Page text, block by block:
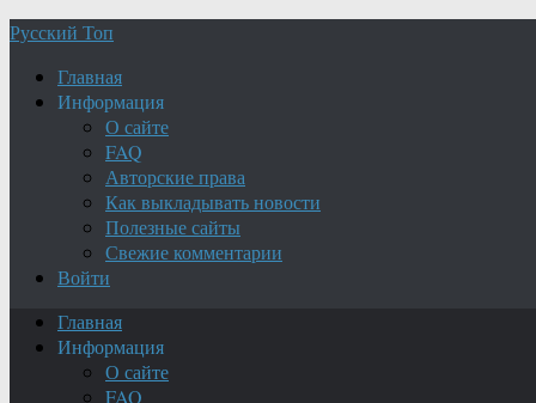
Русский Топ
Главная
Информация
О сайте
FAQ
Авторские права
Как выкладывать новости
Полезные сайты
Свежие комментарии
Войти
Главная
Информация
О сайте
FAQ